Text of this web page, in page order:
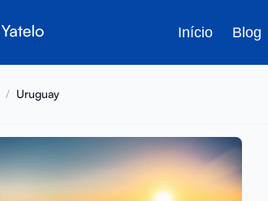
Início Blog
/ Uruguay